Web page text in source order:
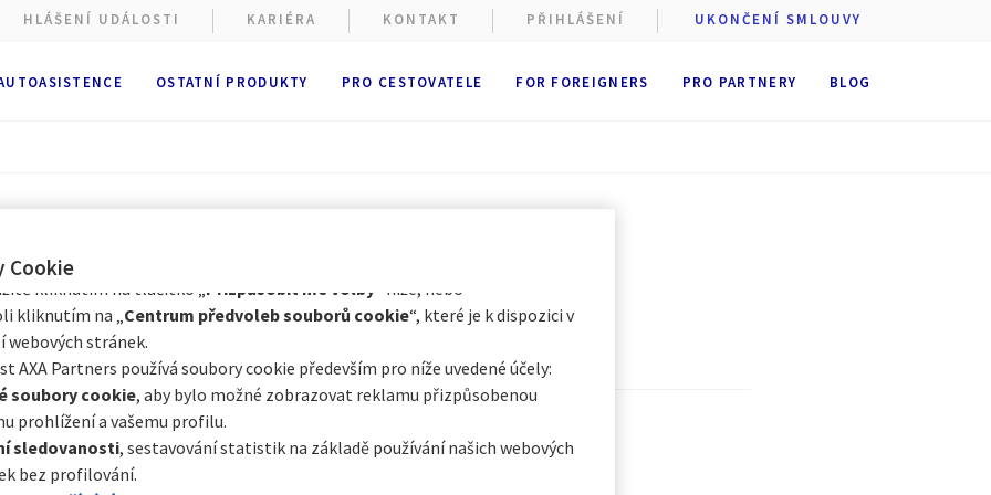
OSTATNÍ PRODUKTY PRO CESTOVATELE FOR FOREIGNERS PRO PARTNERY BLOG
HLÁŠENÍ UDÁLOSTI KARIÉRA KONTAKT PŘIHLÁŠENÍ UKONČENÍ SMLOUVY
Metropole Neapol
městem jižní Itálie a hlavním městem regionu Kampánie.
milion obyvatel, což z ní činí třetí největší italské město
Cookie
stránky shromažďují soubory cookie.
Centra předvoleb souborů cookie můžete souhlasit se všemi
kliknutím na tlačítko „Přizpůsobit mé volby “ níže, nebo
kliknutím na „Centrum předvoleb souborů cookie“, které je k dispozici v
webových stránek.
AXA Partners používá soubory cookie především pro níže uvedené účely:
soubory cookie, aby bylo možné zobrazovat reklamu přizpůsobenou
prohlížení a vašemu profilu.
sledovanosti, sestavování statistik na základě používání našich webových
bez profilování.